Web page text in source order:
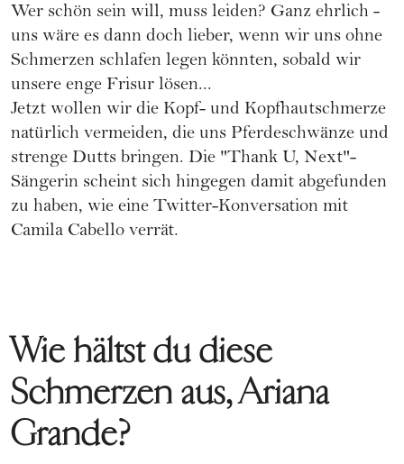
Wer schön sein will, muss leiden? Ganz ehrlich -
uns wäre es dann doch lieber, wenn wir uns ohne
Schmerzen schlafen legen könnten, sobald wir
unsere enge Frisur lösen...
Jetzt wollen wir die Kopf- und Kopfhautschmerze
natürlich vermeiden, die uns Pferdeschwänze und
strenge Dutts bringen. Die "Thank U, Next"-
Sängerin scheint sich hingegen damit abgefunden
zu haben, wie eine Twitter-Konversation mit
Camila Cabello verrät.
Wie hältst du diese
Schmerzen aus, Ariana
Grande?